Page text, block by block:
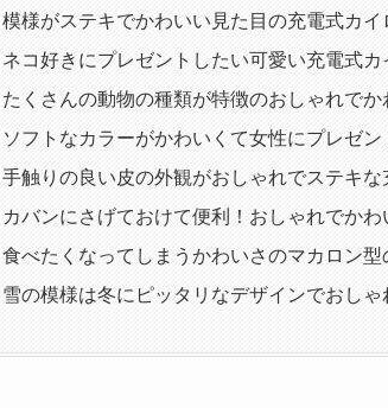
模様がステキでかわいい見た目の充電式カイ
ネコ好きにプレゼントしたい可愛い充電式カ
たくさんの動物の種類が特徴のおしゃれでか
ソフトなカラーがかわいくて女性にプレゼ
手触りの良い皮の外観がおしゃれでステキな
カバンにさげておけて便利！おしゃれでかわ
食べたくなってしまうかわいさのマカロン型
雪の模様は冬にピッタリなデザインでおしゃ